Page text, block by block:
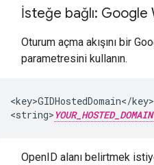
İsteğe bağlı: Google
Oturum açma akışını bir
parametresini kullanın.
<key>GIDHostedDomain</key>
<string> YOUR_HOSTED_DOMAIN
OpenID alanı belirtmek